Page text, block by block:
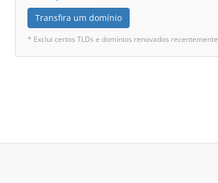
Transfira um domínio
* Exclui certos TLDs e domínios renovados recentemente